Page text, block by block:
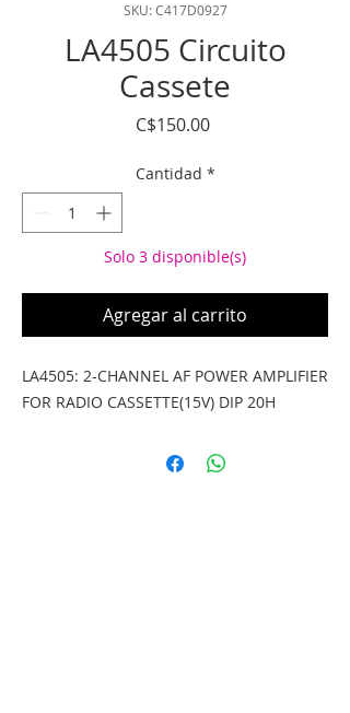
SKU: C417D0927
LA4505 Circuito
Cassete
C$150.00Precio
Cantidad *
Solo 3 disponible(s)
Agregar al carrito
LA4505: 2-CHANNEL AF POWER AMPLIFIER
FOR RADIO CASSETTE(15V) DIP 20H